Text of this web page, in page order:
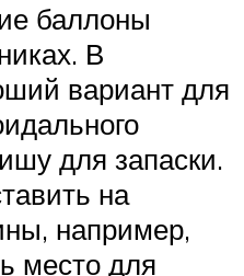
баллоны
В
вариант для
для запаски.
на
например,
место для